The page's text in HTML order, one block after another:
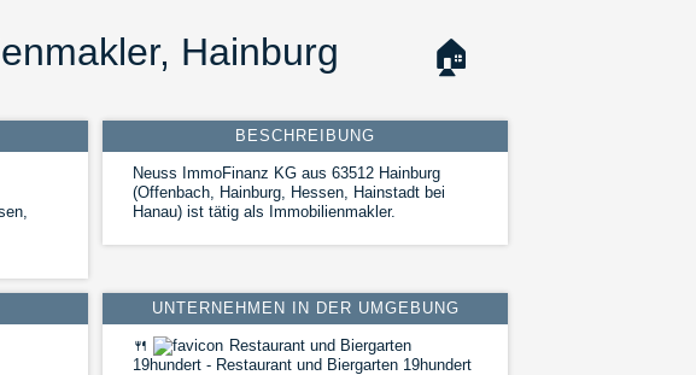
Hainburg 🏠
BESCHREIBUNG
Neuss ImmoFinanz KG aus 63512 Hainburg
(Offenbach, Hainburg, Hessen, Hainstadt bei
Hanau) ist tätig als Immobilienmakler.
UNTERNEHMEN IN DER UMGEBUNG
🍴
Restaurant und Biergarten
19hundert - Restaurant und Biergarten 19hundert